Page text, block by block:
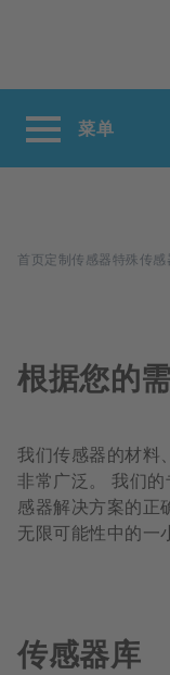
面
屑
首页定制传感器特殊传感
根据您的
我们传感器的材料
非常广泛。 我们
感器解决方案的正
无限可能性中的一
传感器库